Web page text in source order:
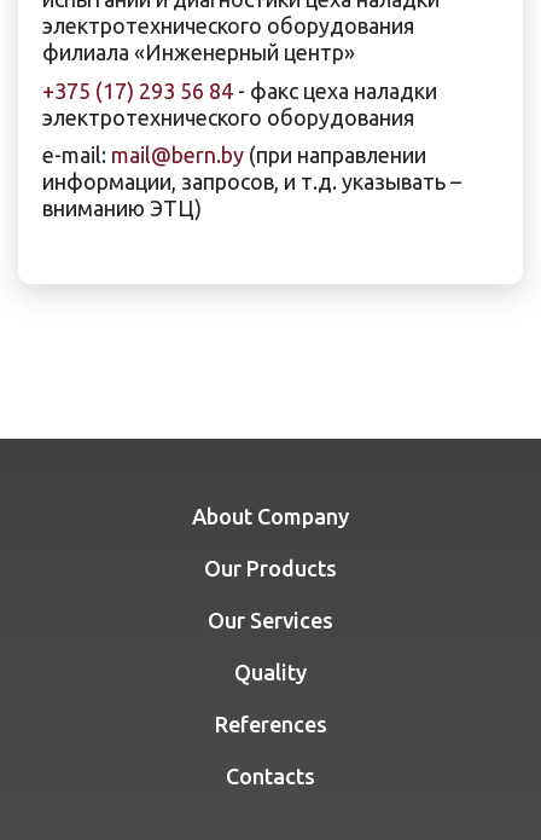
электротехнического оборудования
филиала «Инженерный центр»
+375 (17) 293 56 84 - факс цеха наладки
электротехнического оборудования
e-mail: mail@bern.by (при направлении
информации, запросов, и т.д. указывать –
вниманию ЭТЦ)
About Company
Our Products
Our Services
Quality
References
Contacts